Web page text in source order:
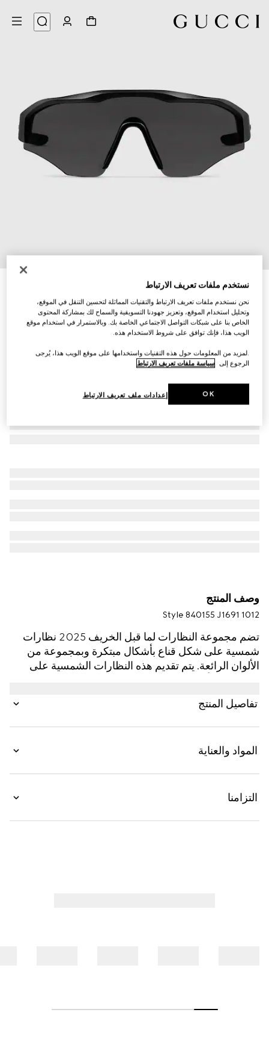
نظارات شمسية على شكل قناع
تنويعاتأسود
وصف المنتج
Style ‎840155 J1691 1012
تضم مجموعة النظارات لما قبل الخريف 2025 نظارات
شمسية على شكل قناع بأشكال مبتكرة وبمجموعة من
الألوان الرائعة. يتم تقديم هذه النظارات الشمسية على
تفاصيل المنتج
المواد والعناية
التزامنا
نستخدم ملفات تعريف الارتباط
نحن نستخدم ملفات تعريف الارتباط والتقنيات المماثلة لتحسين التنقل في الموقع،
وتحليل استخدام الموقع، وتعزيز جهودنا التسويقية والسماح لك بمشاركة المحتوى
الخاص بنا على شبكات التواصل الاجتماعي الخاصة بك. وبالاستمرار في استخدام موقع
الويب هذا، فإنك توافق على شروط الاستخدام هذه.
.لمزيد من المعلومات حول هذه التقنيات واستخدامها على موقع الويب هذا، يُرجى
الرجوع إلى سياسة ملفات تعريف الارتباط
إعدادات ملف تعريف الارتباط OK